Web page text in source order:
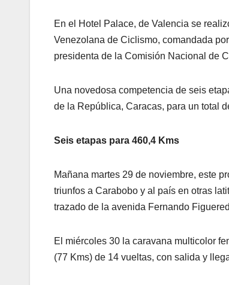
En el Hotel Palace, de Valencia se
Venezolana de Ciclismo, comandada
presidenta de la Comisión Nacional de
Una novedosa competencia de seis
de la República, Caracas, para un total
Seis etapas para 460,4 Kms
Mañana martes 29 de noviembre, este
triunfos a Carabobo y al país en otras
trazado de la avenida Fernando
El miércoles 30 la caravana multicolor
(77 Kms) de 14 vueltas, con salida y